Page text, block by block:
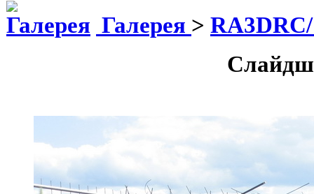
Галерея >